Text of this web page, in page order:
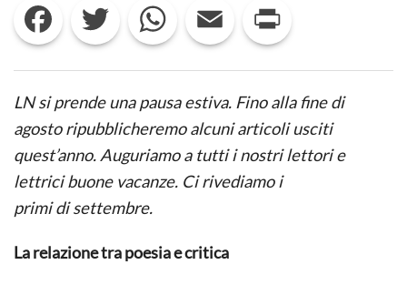
CRITICA
NEL
NOVECENTO.
MONTALE
ROSSELLI
DI
NICCOLÒ
SCAFFAI
Facebook Twitter WhatsApp Email
LN si prende una pausa estiva. Fino alla fine di
agosto ripubblicheremo alcuni articoli usciti
quest’anno. Auguriamo a tutti i nostri lettori e
lettrici buone vacanze. Ci rivediamo i
primi di settembre.
La relazione tra poesia e critica